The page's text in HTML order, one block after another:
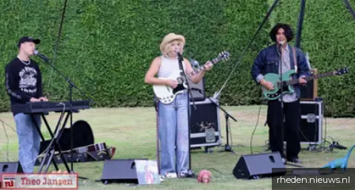
rheden.nieuws.nl